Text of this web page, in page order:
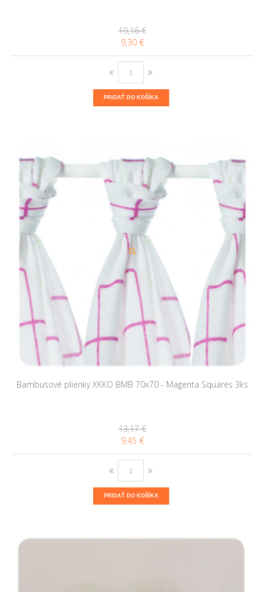
19,16 €
9,30 €
PRIDAŤ DO KOŠÍKA
Bambusové plienky XKKO BMB 70x70 - Magenta Squares 3ks
13,17 €
9,45 €
PRIDAŤ DO KOŠÍKA